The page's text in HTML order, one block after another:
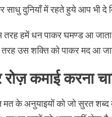
साधु दुनियाँ में रहते हुये आप भी
तरह हमें धन पाकर घमण्ड आ जाता
तरह उस शक्ति को पाकर मद आ
रोज़ कमाई करना
मत के अनुयाइयों को जो सुरत शब्द